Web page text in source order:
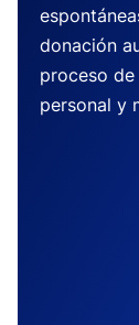
donación
proceso
personal y